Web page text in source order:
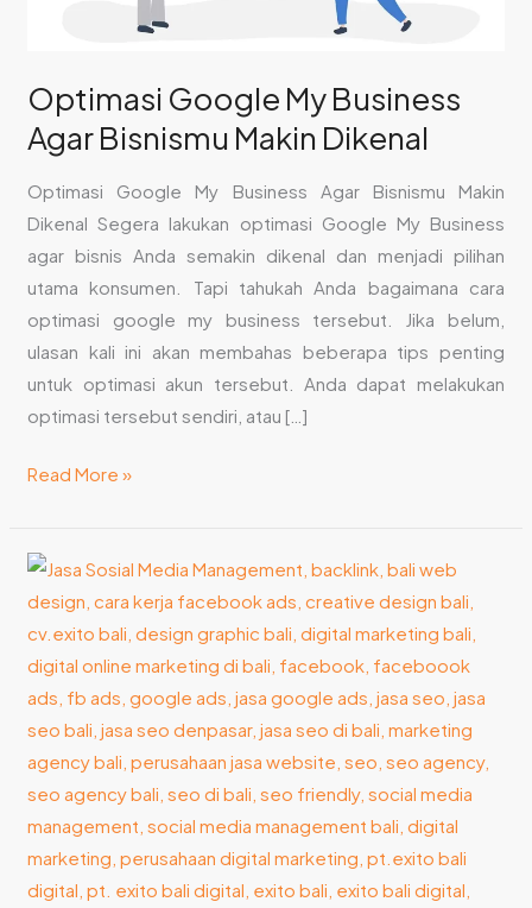
Optimasi Google My Business
Agar Bisnismu Makin Dikenal
Optimasi Google My Business Agar Bisnismu Makin
Dikenal Segera lakukan optimasi Google My Business
agar bisnis Anda semakin dikenal dan menjadi pilihan
utama konsumen. Tapi tahukah Anda bagaimana cara
optimasi google my business tersebut. Jika belum,
ulasan kali ini akan membahas beberapa tips penting
untuk optimasi akun tersebut. Anda dapat melakukan
optimasi tersebut sendiri, atau […]
Read More »
Website
Development
Services:
Apa
yang
Harus
Diketahui?